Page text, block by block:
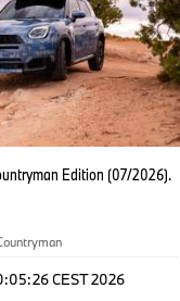
Edition (07/2026).
CEST 2026